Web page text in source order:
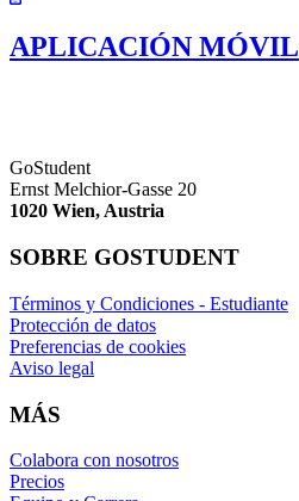
APLICACIÓN MÓVIL
GoStudent
Ernst Melchior-Gasse 20
1020 Wien, Austria
SOBRE GOSTUDENT
Términos y Condiciones - Estudiante
Protección de datos
Preferencias de cookies
Aviso legal
MÁS
Colabora con nosotros
Precios